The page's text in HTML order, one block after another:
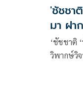
'ชัชชา
มา ฝา
คนชม
‘ชัชชาติ
วิพากษ์วิ